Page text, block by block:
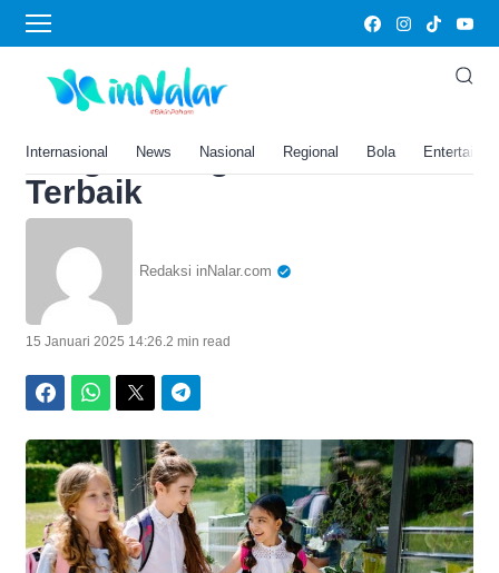
Internasional News Nasional Regional Bola
Home›
45 Daftar Sekolah SD Di
Kota Semarang ,Jawa
Tengah dengan Akreditasi
Terbaik
Redaksi inNalar.com
15 Januari 2025 14:26.2 min read